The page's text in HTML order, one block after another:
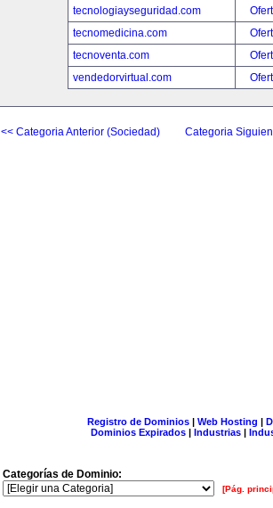
tecnologiayseguridad.com
tecnomedicina.com
tecnoventa.com
vendedorvirtual.com
<< Categoria Anterior (Sociedad) Categoria
Registro de Dominios| Web Hosting |
Dominios Expirados | Industrias |
Categorías de Dominio:
[Pág.